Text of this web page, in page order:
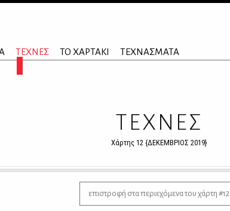
ΤΕΧΝΕΣ ΤΟ ΧΑΡΤΑΚΙ ΤΕΧΝΑΣΜΑΤΑ
ΤΕΧΝΕΣ
Χάρτης 12 {ΔΕΚΕΜΒΡΙΟΣ 2019}
επιστροφή στα περιεχόμενα του χάρτη #12